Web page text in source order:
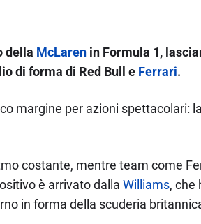
della McLarenin Formula 1,
di forma di Red Bull e Ferrari.
margine per azioni spettacolari:
costante, mentre team come
è arrivato dalla Williams, che
in forma della scuderia